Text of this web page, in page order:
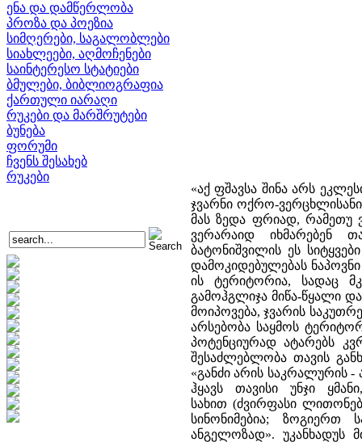
ენა და დამწერლობა
პროზა და პოეზია
სიმღერები, საგალობლები
სიახლეები, აღმოჩენები
საინტერესო სტატიები
ბმულები, ბიბლიოგრაფია
ქართული იარაღი
რუკები და მარშრუტები
ბუნება
ფორუმი
ჩვენს შესახებ
რუკები
«აქ ფშავსა შინა არს
ჯვარნი ოქრო-
მას ზედა ფრიად, რამეთუ
ვერარაიდ იხმარებენ
ბატონიშვილის ეს
დამოკიდებულებას ნაპოვნი
ის ტერიტორია, სადაც
გამოჰგლიჯა მიწა-წყალი
მოიპოვება, ჯვარის
არსებობა საყმოს
პოტენციურად ატარებს
შესაძლებლობა თავის
«განძი არის საკრალურის
ჰყავს თავისი უნჯი
სახით (ძვირფასი
სინონიმებია; ზოგიერთ
ანგელოზად». უკანხადუს